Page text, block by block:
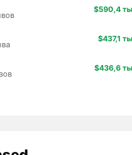
$590,4
$437,1
$436,6